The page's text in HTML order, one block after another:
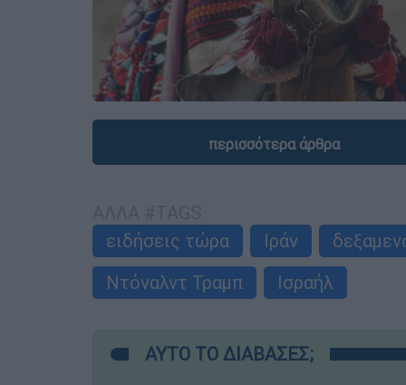
περισσότερα άρθρα
ειδήσεις τώρα
Ιράν
Ντόναλντ Τραμπ
Ισραήλ
ΑΥΤΟ ΤΟ ΔΙΑΒΑΣΕΣ;